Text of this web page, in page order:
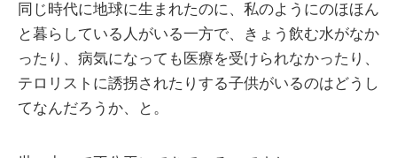
同じ時代に地球に生まれたのに、私のようにのほほん
と暮らしている人がいる一方で、きょう飲む水がなか
ったり、病気になっても医療を受けられなかったり、
テロリストに誘拐されたりする子供がいるのはどうし
てなんだろうか、と。